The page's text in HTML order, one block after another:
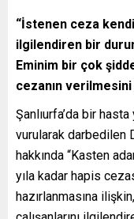
“İstenen ceza
ilgilendiren bir
Eminim bir çok
cezanın
Şanlıurfa’da bir hasta
vurularak darbedilen
hakkında “Kasten
yıla kadar hapis
hazırlanmasına